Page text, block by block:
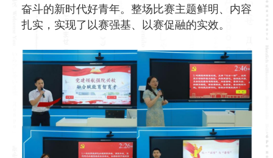
奋斗的新时代好青年。整场比赛主题鲜明、内容
扎实，实现了以赛强基、以赛促融的实效。